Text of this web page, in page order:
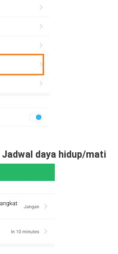
Jadwal daya hidup/mati